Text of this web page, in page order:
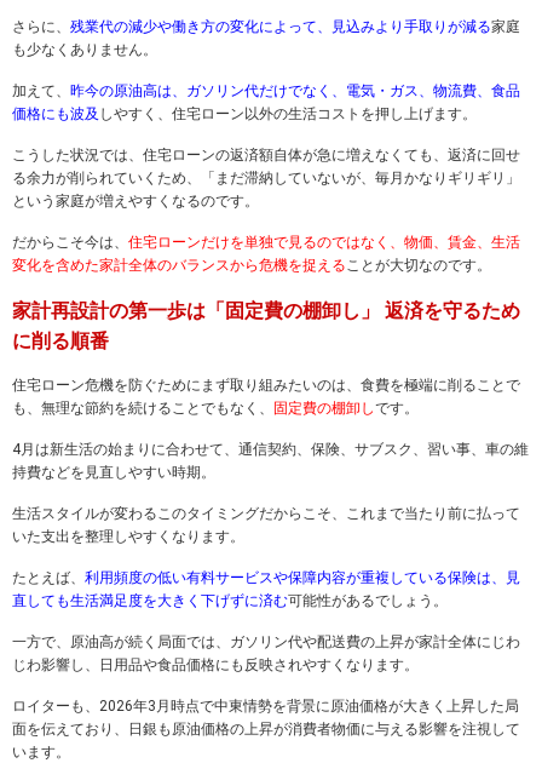
さらに、 残業代の減少や働き方の変化によって、見込みより手取りが減る家庭
も少なくありません。
加えて、 昨今の原油高は、ガソリン代だけでなく、電気・ガス、物流費、食品
価格にも波及 しやすく、住宅ローン以外の生活コストを押し上げます。
こうした状況では、住宅ローンの返済額自体が急に増えなくても、返済に回せ
る余力が削られていくため、「まだ滞納していないが、毎月かなりギリギリ」
という家庭が増えやすくなるのです。
だからこそ今は、 住宅ローンだけを単独で見るのではなく、物価、賃金、生活
変化を含めた家計全体のバランスから危機を捉えることが大切なのです。
家計再設計の第一歩は「固定費の棚卸し」 返済を守るため
に削る順番
住宅ローン危機を防ぐためにまず取り組みたいのは、食費を極端に削ることで
も、無理な節約を続けることでもなく、
固定費の棚卸しです。
4月は新生活の始まりに合わせて、通信契約、保険、サブスク、習い事、車の維
持費などを見直しやすい時期。
生活スタイルが変わるこのタイミングだからこそ、これまで当たり前に払って
いた支出を整理しやすくなります。
たとえば、 利用頻度の低い有料サービスや保障内容が重複している保険は、見
直しても生活満足度を大きく下げずに済む可能性があるでしょう。
一方で、原油高が続く局面では、ガソリン代や配送費の上昇が家計全体にじわ
じわ影響し、日用品や食品価格にも反映されやすくなります。
ロイターも、2026年3月時点で中東情勢を背景に原油価格が大きく上昇した局
面を伝えており、日銀も原油価格の上昇が消費者物価に与える影響を注視して
います。